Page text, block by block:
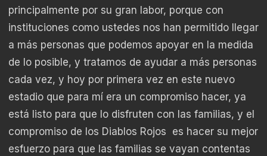
principalmente por su gran labor, porque con
instituciones como ustedes nos han permitido llegar
a más personas que podemos apoyar en la medida
de lo posible, y tratamos de ayudar a más personas
cada vez, y hoy por primera vez en este nuevo
estadio que para mí era un compromiso hacer, ya
está listo para que lo disfruten con las familias, y el
compromiso de los Diablos Rojos es hacer su mejor
esfuerzo para que las familias se vayan contentas